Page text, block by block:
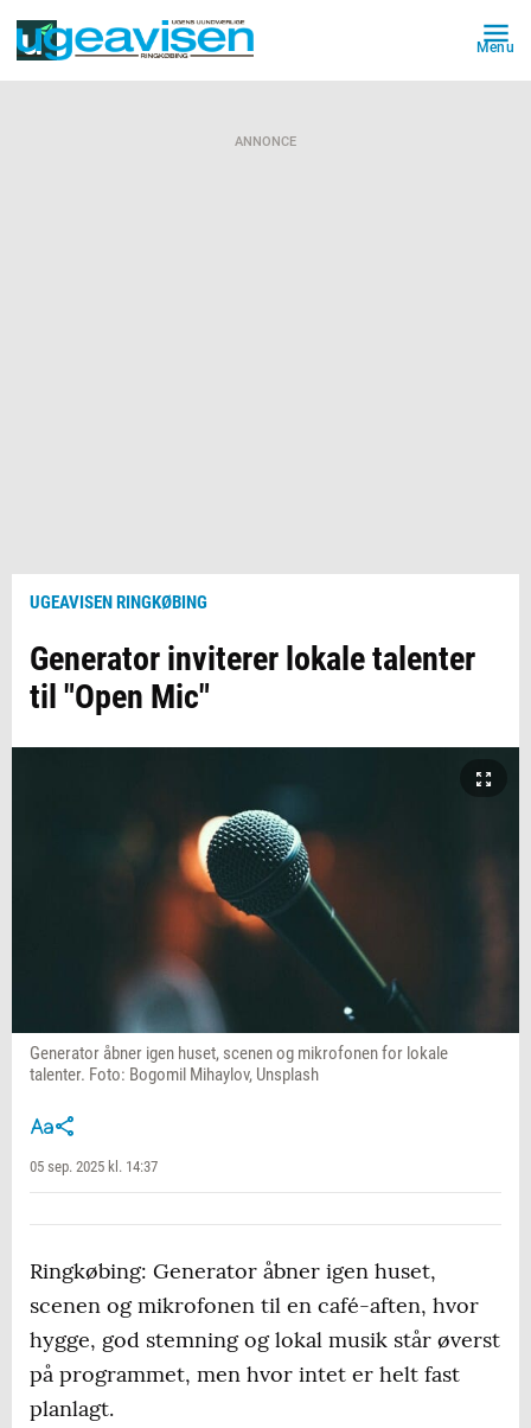
Menu
ANNONCE
UGEAVISEN RINGKØBING
Generator inviterer lokale talenter
til "Open Mic"
Generator åbner igen huset, scenen og mikrofonen for lokale
talenter. Foto: Bogomil Mihaylov, Unsplash
05 sep. 2025 kl. 14:37
Ringkøbing: Generator åbner igen huset,
scenen og mikrofonen til en café-aften, hvor
hygge, god stemning og lokal musik står øverst
på programmet, men hvor intet er helt fast
planlagt.